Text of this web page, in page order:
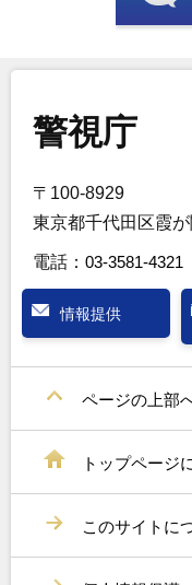
警視庁
〒100-8929
東京都千代田区霞
電話： 03-3581-4321
情報提供
ページの上部
トップページ
このサイトに